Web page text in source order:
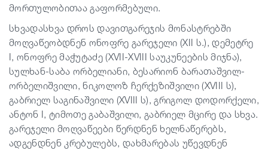
მორთულობითაა გაფორმებული.
სხვადასხვა დროს დავითგარეჯის მონასტრებში
მოღვაწეობდნენ ონოფრე გარეჯელი (XII ს.), დემეტრე
I, ონოფრე მაჭუტაძე (XVII-XVIII საუკუნეების მიჯნა),
სულხან-საბა ორბელიანი, ბესარიონ ბარათაშვილ-
ორბელიშვილი, ნიკოლოზ ჩერქეზიშვილი (XVIII ს),
გაბრიელ საგინაშვილი (XVIII ს), გრიგოლ დოდორქელი,
ანტონ I, ტიმოთე გაბაშვილი, გაბრიელ მცირე და სხვა.
გარეჯელი მოღვაწეები წერდნენ ხელნაწერებს,
ადგენდნენ კრებულებს, დახმარებას უწევდნენ